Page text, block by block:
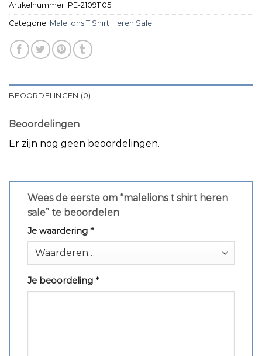
Artikelnummer: PE-21091105
Categorie: Malelions T Shirt Heren Sale
BEOORDELINGEN (0)
Beoordelingen
Er zijn nog geen beoordelingen.
Wees de eerste om “malelions t shirt heren
sale” te beoordelen
Je waardering *
Je beoordeling *